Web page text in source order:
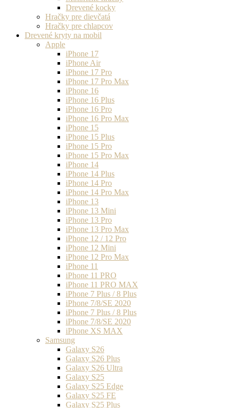
Drevené kocky
Hračky pre dievčatá
Hračky pre chlapcov
Drevené kryty na mobil
Apple
iPhone 17
iPhone Air
iPhone 17 Pro
iPhone 17 Pro Max
iPhone 16
iPhone 16 Plus
iPhone 16 Pro
iPhone 16 Pro Max
iPhone 15
iPhone 15 Plus
iPhone 15 Pro
iPhone 15 Pro Max
iPhone 14
iPhone 14 Plus
iPhone 14 Pro
iPhone 14 Pro Max
iPhone 13
iPhone 13 Mini
iPhone 13 Pro
iPhone 13 Pro Max
iPhone 12 / 12 Pro
iPhone 12 Mini
iPhone 12 Pro Max
iPhone 11
iPhone 11 PRO
iPhone 11 PRO MAX
iPhone 7 Plus / 8 Plus
iPhone 7/8/SE 2020
iPhone 7 Plus / 8 Plus
iPhone 7/8/SE 2020
iPhone XS MAX
Samsung
Galaxy S26
Galaxy S26 Plus
Galaxy S26 Ultra
Galaxy S25
Galaxy S25 Edge
Galaxy S25 FE
Galaxy S25 Plus